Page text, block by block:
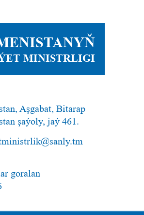
MINISTRLIGI
Aşgabat, Bitarap
şaýoly, jaý 461.
goralan